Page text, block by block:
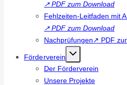
↗ PDF zum Download
Fehlzeiten-Leitfaden mit
↗ PDF zum Download
Nachprüfungen↗ PDF
Förderverein
Der Förderverein
Unsere Projekte